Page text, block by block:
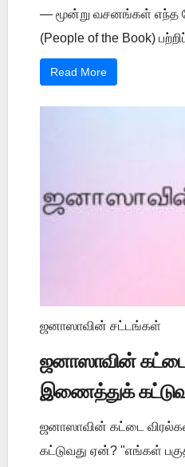
— மூன்று வசனங்கள் எந்த
(People of the Book)
Read More
ஜனாஸாவின் சட்டங்கள்
ஜனாஸாவின்
இணைத்துக்
ஜனாஸாவின் கட்டை
கட்டுவது ஏன்? "எங்கள்